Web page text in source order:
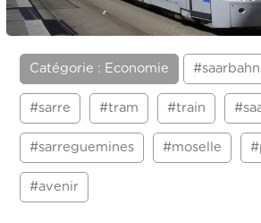
Catégorie : Economie #saarbahn
#sarre #tram #train
#sarreguemines #moselle
#avenir